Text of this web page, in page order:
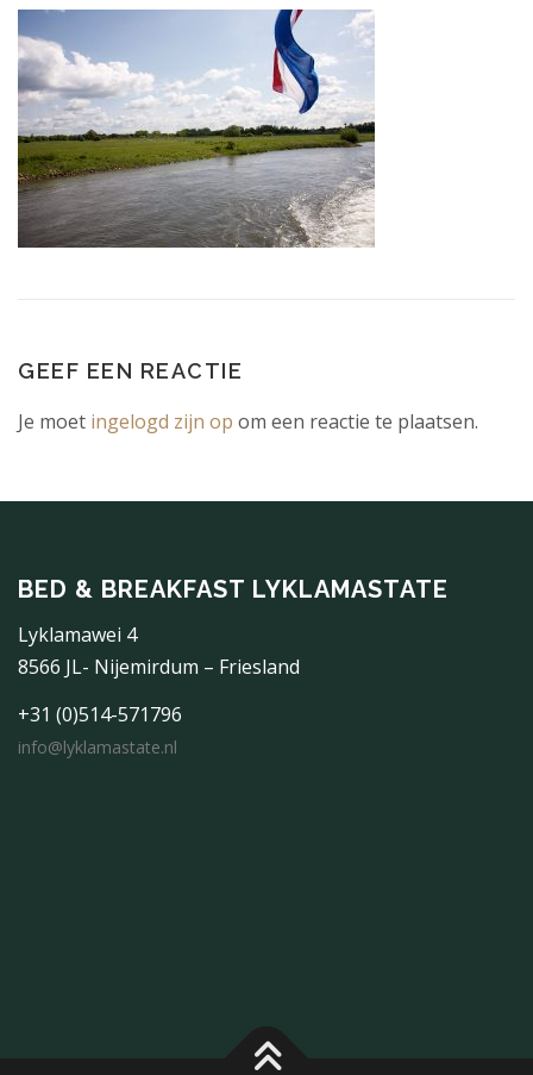
GEEF EEN REACTIE
Je moet ingelogd zijn op om een reactie te plaatsen.
BED & BREAKFAST LYKLAMASTATE
Lyklamawei 4
8566 JL- Nijemirdum – Friesland
+31 (0)514-571796
info@lyklamastate.nl